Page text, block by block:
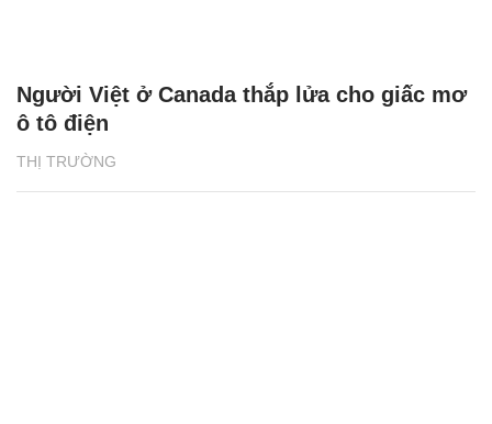
THỊ TRƯỜNG
Người Việt ở Canada thắp lửa cho giấc mơ
ô tô điện